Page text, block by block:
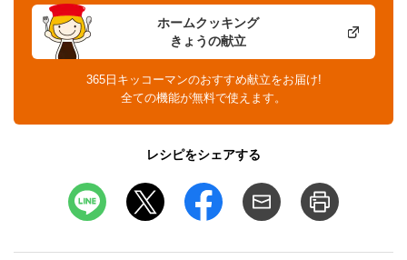
ホームクッキング
きょうの献立
365日キッコーマンのおすすめ献立をお届け!
全ての機能が無料で使えます。
レシピをシェアする